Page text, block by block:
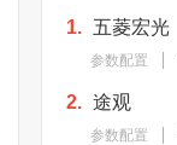
1. 五菱宏光
参数配置
2. 途观
参数配置